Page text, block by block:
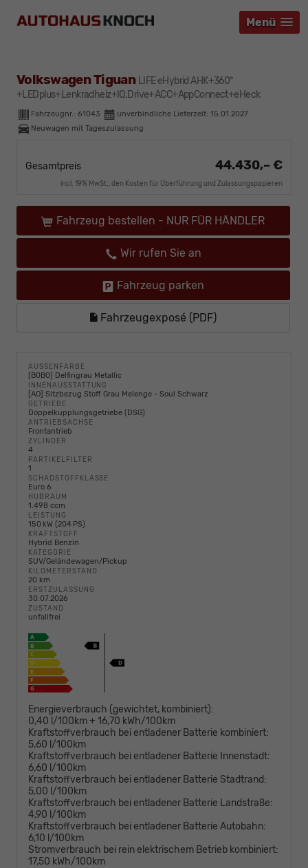
Menü
Menü
Menü
Volkswagen Tiguan LIFE eHybrid AHK+360°
+LEDplus+Lenkradheiz+IQ.Drive+ACC+AppConnect+eHeck
Fahrzeugnr.: 61043 unverbindliche Lieferzeit: 15.01.2027
Neuwagen mit Tageszulassung
Gesamtpreis 44.430,– €
incl. 19% MwSt., den Kosten für Überführung und Zulassungspapieren
Fahrzeug bestellen - NUR FÜR HÄNDLER
Wir rufen Sie an
Fahrzeug parken
Fahrzeugexposé (PDF)
AUSSENFARBE
[B0B0] Delfingrau Metallic
INNENAUSSTATTUNG
[AO] Sitzbezug Stoff Grau Melenge - Soul Schwarz
GETRIEBE
Doppelkupplungsgetriebe (DSG)
ANTRIEBSACHSE
Frontantrieb
ZYLINDER
4
PARTIKELFILTER
1
SCHADSTOFFKLASSE
Euro 6
HUBRAUM
1.498 ccm
LEISTUNG
150 kW (204 PS)
KRAFTSTOFF
Hybrid Benzin
KATEGORIE
SUV/Geländewagen/Pickup
KILOMETERSTAND
20 km
ERSTZULASSUNG
30.07.2026
ZUSTAND
unfallfrei
Energieverbrauch (gewichtet, kombiniert):
0,40 l/100km + 16,70 kWh/100km
Kraftstoffverbrauch bei entladener Batterie kombiniert:
5,60 l/100km
Kraftstoffverbrauch bei entladener Batterie Innenstadt:
6,60 l/100km
Kraftstoffverbrauch bei entladener Batterie Stadtrand:
5,00 l/100km
Kraftstoffverbrauch bei entladener Batterie Landstraße:
4,90 l/100km
Kraftstoffverbrauch bei entladener Batterie Autobahn:
6,10 l/100km
Stromverbrauch bei rein elektrischem Betrieb kombiniert:
17,50 kWh/100km